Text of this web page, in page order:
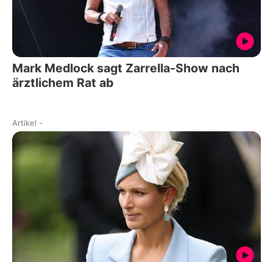
Mark Medlock sagt Zarrella-Show nach
ärztlichem Rat ab
Artikel -